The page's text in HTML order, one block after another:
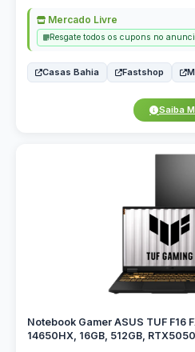
Mercado Livre
Resgate todos os cupons no
Casas Bahia Fastshop
Saiba
Notebook Gamer ASUS TUF F16
14650HX, 16GB, 512GB,